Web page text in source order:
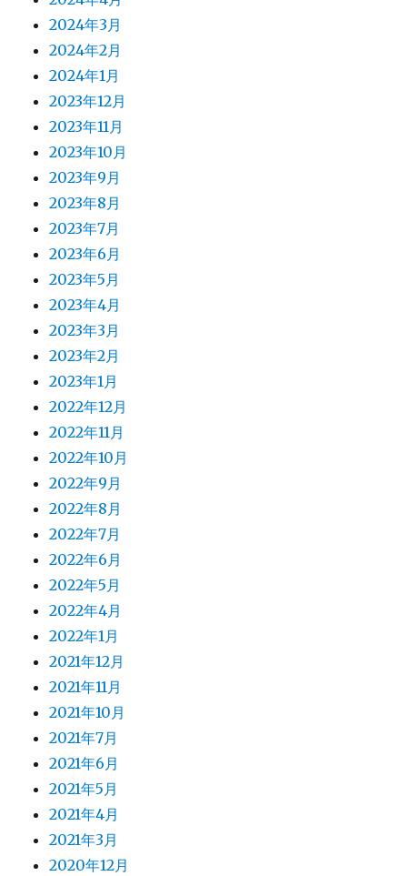
2024年3月
2024年2月
2024年1月
2023年12月
2023年11月
2023年10月
2023年9月
2023年8月
2023年7月
2023年6月
2023年5月
2023年4月
2023年3月
2023年2月
2023年1月
2022年12月
2022年11月
2022年10月
2022年9月
2022年8月
2022年7月
2022年6月
2022年5月
2022年4月
2022年1月
2021年12月
2021年11月
2021年10月
2021年7月
2021年6月
2021年5月
2021年4月
2021年3月
2020年12月